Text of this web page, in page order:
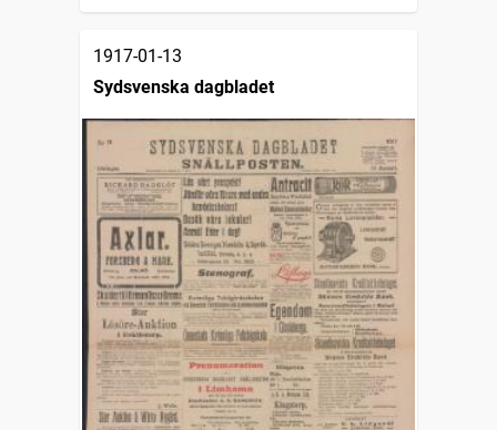
1917-01-13
Sydsvenska dagbladet